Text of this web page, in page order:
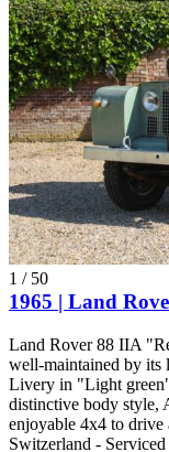
1 / 50
1965 | Land
Land Rover 88 IIA
well-maintained by
Livery in "Light
distinctive body style,
enjoyable 4x4 to drive
Switzerland -